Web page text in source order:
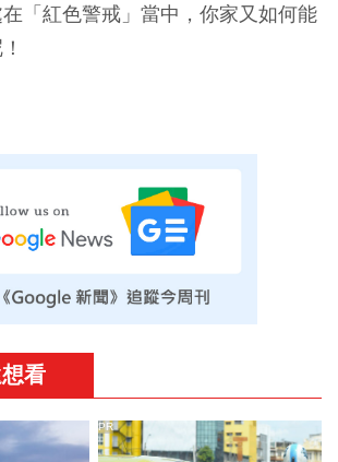
「紅色警戒」當中，你家又如何能